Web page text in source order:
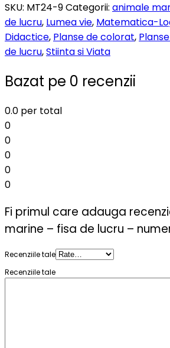
SKU: MT24-9Categorii: animale
de lucru, Lumea vie, Matematica-
Didactice, Planse de colorat,
de lucru,Stiinta si Viata
Bazat pe 0 recenzii
0.0 per total
0
0
0
0
0
Fi primul care adauga
marine – fisa de lucru –
Recenziile tale
Recenziile tale